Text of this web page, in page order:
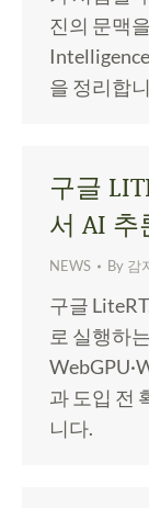
진의 문맥
을 정리합
구글
서 AI 추
NEWS By 감
구글
로 실행하
과 도입 전
니다.